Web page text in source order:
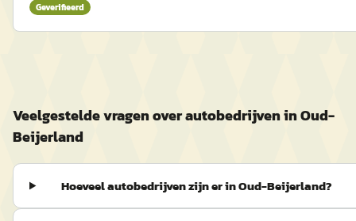
Geverifieerd
Veelgestelde vragen over autobedrijven in Oud-
Beijerland
Hoeveel autobedrijven zijn er in Oud-Beijerland?